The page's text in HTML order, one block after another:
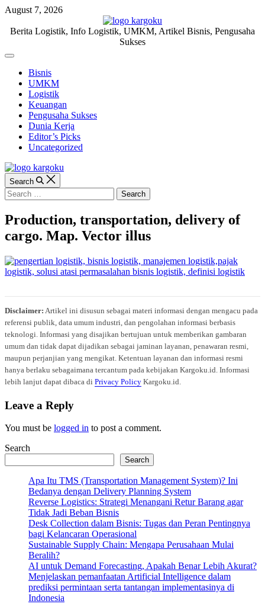
Skip
content
August 7, 2026
KARGOKU.ID
Berita Logistik, Info Logistik, UMKM, Artikel Bisnis, Pengusaha
Sukses
Off
CanvasBisnis
UMKM
Logistik
Keuangan
Pengusaha Sukses
Dunia Kerja
Editor’s Picks
Uncategorized
Search
Search
for:
Production, transportation, delivery of
cargo. Map. Vector illus
Disclaimer: Artikel ini disusun sebagai materi informasi dengan mengacu pada
referensi publik, data umum industri, dan pengolahan informasi berbasis
teknologi. Informasi yang disajikan bertujuan untuk memberikan gambaran
umum dan tidak dapat dijadikan sebagai jaminan layanan, penawaran resmi,
maupun perjanjian yang mengikat. Ketentuan layanan dan informasi resmi
hanya berlaku sebagaimana tercantum pada kebijakan Kargoku.id. Informasi
lebih lanjut dapat dibaca di Privacy Policy Kargoku.id.
Leave a Reply
You must be logged in to post a comment.
Search
Search
Apa Itu TMS (Transportation Management System)? Ini
Bedanya dengan Delivery Planning System
Reverse Logistics: Strategi Menangani Retur Barang agar
Tidak Jadi Beban Bisnis
Desk Collection dalam Bisnis: Tugas dan Peran Pentingnya
bagi Kelancaran Operasional
Sustainable Supply Chain: Mengapa Perusahaan Mulai
Beralih?
AI untuk Demand Forecasting, Apakah Benar Lebih Akurat?
Menjelaskan pemanfaatan Artificial Intelligence dalam
prediksi permintaan serta tantangan implementasinya di
Indonesia